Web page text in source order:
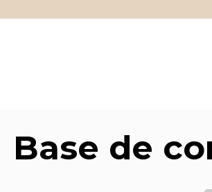
Base de